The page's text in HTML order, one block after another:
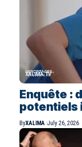
XALIMA TV
Enquête :
potentiels
ByXALIMA July 26, 2026